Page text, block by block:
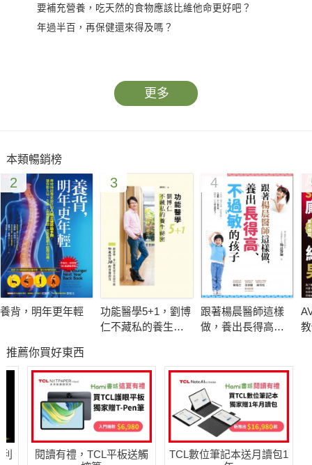
要補充營養，吃天然的食物應該比維他命更好吧？
年過半百，再保健還來得及嗎？
長期補充微營養元素有效預防疾病。
粒線體加速損壞，身體各項功能就會失序而生病。只要強化粒線
體，就能修復身體運作，透過微營養元素補給粒線體能量，從根
本改善健康，從體內打造堅強防禦力。
在德國慕尼黑聖安東尼藥局執業超過三十年的德國國家藥劑
師陳諦，觀察到病人長期攝取藥物且逐漸加重，加上自身罹患心
血管疾病，進而專研粒線體自然保健，以多年執業經歷結合德國
領先的粒線體醫學研究，打造出能夠精準補充粒線體營養的微營
養元素金字塔。在忙碌生活中，方便補充有效且正確的營養。
粒線體是「人體發電廠」，平均每個細胞約有 1500 個粒線
粒線體供給身體所需能量，如果失去活力，就會損害健康
現今農作物因化肥和農藥的使用，營養價值已不如從前
現代人生活繁忙難以均衡飲食，從食物中攝取足夠的微營養
從眾多保健食品中，精選出十大重要微營養元素
更多
本類暢銷榜
2
養背，明年更年輕
3
功能醫學5+1，劉博
仁不藏私的養生祕
4
跟著楊晨醫師這樣
做，養出長得高、
推薦你買好東西
閱讀有禮，TCL平板送觸
TCL數位筆記本送月讀包1